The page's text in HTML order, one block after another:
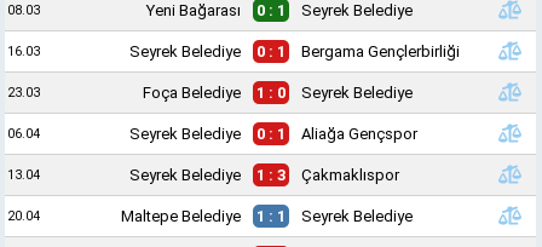
08.03 Yeni Bağarası 0 : 1 Seyrek Belediye
16.03 Seyrek Belediye 0 : 1 Bergama Gençlerbirliği
23.03 Foça Belediye 1 : 0 Seyrek Belediye
06.04 Seyrek Belediye 0 : 1 Aliağa Gençspor
13.04 Seyrek Belediye 1 : 3 Çakmaklıspor
20.04 Maltepe Belediye 1 : 1 Seyrek Belediye